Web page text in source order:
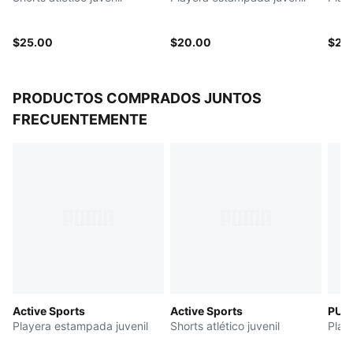
PUMA Juvenil: producto recomendado para niños y
$25.00 $20.00
PRODUCTOS COMPRADOS JUNTOS
FRECUENTEMENTE
Active Sports
Playera estampada juvenil
Active Sports
Shorts atlético juvenil